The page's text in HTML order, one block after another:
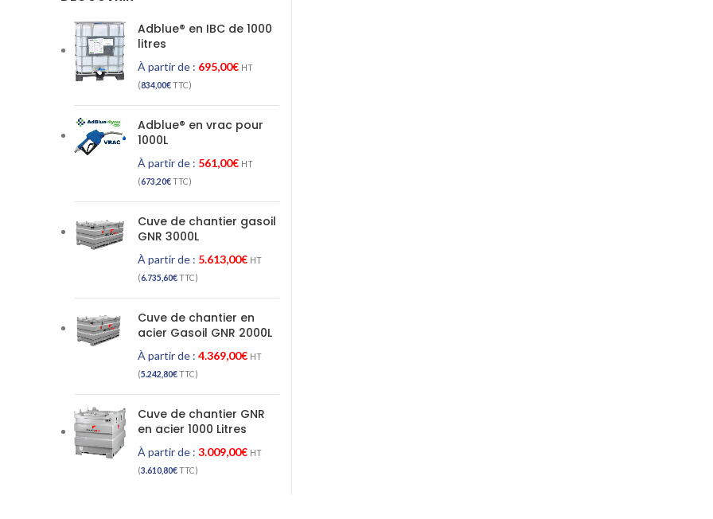
Adblue® en IBC de 1000
litres
À partir de : 695,00€ HT
(834,00€TTC)
Adblue® en vrac pour
1000L
À partir de : 561,00€ HT
(673,20€TTC)
Cuve de chantier gasoil
GNR 3000L
À partir de : 5.613,00€ HT
(6.735,60€TTC)
Cuve de chantier en
acier Gasoil GNR 2000L
À partir de : 4.369,00€ HT
(5.242,80€TTC)
Cuve de chantier GNR
en acier 1000 Litres
À partir de : 3.009,00€ HT
(3.610,80€TTC)